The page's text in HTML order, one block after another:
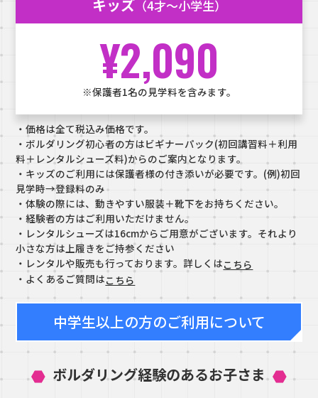
キッズ（4才～小学生）
¥2,090
※保護者1名の見学料を含みます。
・価格は全て税込み価格です。
・ボルダリング初心者の方はビギナーパック(初回講習料＋利用
料＋レンタルシューズ料)からのご案内となります。
・キッズのご利用には保護者様の付き添いが必要です。(例)初回
見学時→登録料のみ
・体験の際には、動きやすい服装＋靴下をお持ちください。
・経験者の方はご利用いただけません。
・レンタルシューズは16cmからご用意がございます。それより
小さな方は上履きをご持参ください
・レンタルや販売も行っております。詳しくはこちら
・よくあるご質問はこちら
中学生以上の方のご利用について
ボルダリング経験のあるお子さま